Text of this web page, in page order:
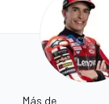
Más de